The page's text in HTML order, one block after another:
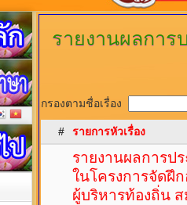
รายงานผลกา
กรองตามชื่อเรื่อง
# รายการหัวเรื่อง
รายงานผลการป
ในโครงการจัด
ผู้บริหารท้องถิ่น